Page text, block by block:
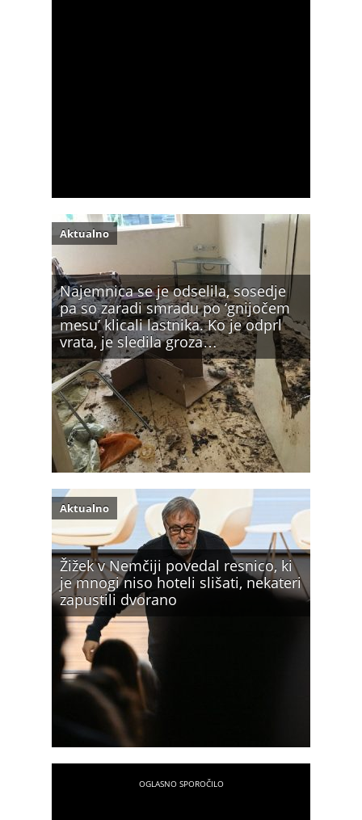
Najemnica se je odselila, sosedje
pa so zaradi smradu po ‘gnijočem
mesu’ klicali lastnika. Ko je odprl
vrata, je sledila groza…
Aktualno
Žižek v Nemčiji povedal resnico, ki
je mnogi niso hoteli slišati, nekateri
zapustili dvorano
Aktualno